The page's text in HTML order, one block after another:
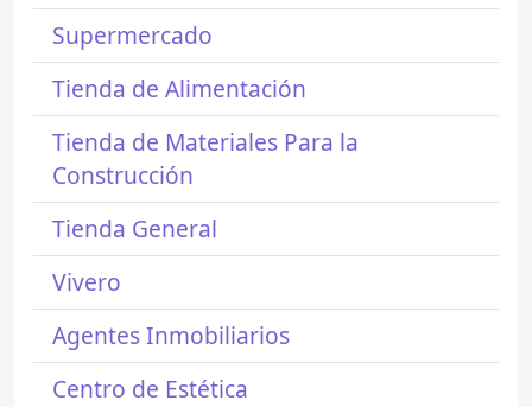
Supermercado
Tienda de Alimentación
Tienda de Materiales Para la
Construcción
Tienda General
Vivero
Agentes Inmobiliarios
Centro de Estética